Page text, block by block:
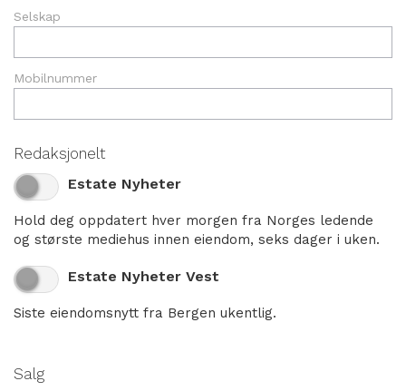
Selskap
Mobilnummer
Redaksjonelt
Estate Nyheter
Hold deg oppdatert hver morgen fra Norges ledende
og største mediehus innen eiendom, seks dager i uken.
Estate Nyheter Vest
Siste eiendomsnytt fra Bergen ukentlig.
Salg